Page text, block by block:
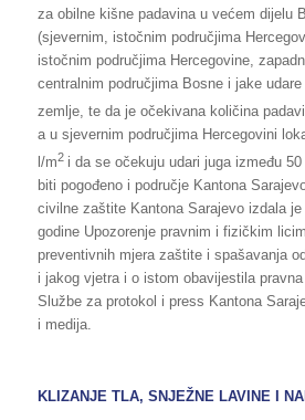
za obilne kišne padavina u većem dijelu
(sjevernim, istočnim područjima
istočnim područjima Hercegovine,
centralnim područjima Bosne i jake
zemlje, te da je očekivana količina
a u sjevernim područjima Hercegovini
l/m2 i da se očekuju udari juga između
biti pogođeno i područje Kantona
civilne zaštite Kantona Sarajevo izdala je
godine Upozorenje pravnim i fizičkim
preventivnih mjera zaštite i spašavanja
i jakog vjetra i o istom obavijestila
Službe za protokol i press Kantona
i medija.
KLIZANJE TLA, SNJEŽNE LAVINE I